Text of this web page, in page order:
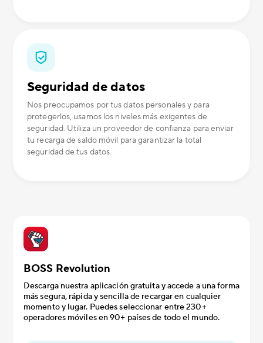
Seguridad de datos
Nos preocupamos por tus datos personales y para
protegerlos, usamos los niveles más exigentes de
seguridad. Utiliza un proveedor de confianza para enviar
tu recarga de saldo móvil para garantizar la total
seguridad de tus datos.
BOSS Revolution
Descarga nuestra aplicación gratuita y accede a una forma
más segura, rápida y sencilla de recargar en cualquier
momento y lugar. Puedes seleccionar entre 230+
operadores móviles en 90+ países de todo el mundo.